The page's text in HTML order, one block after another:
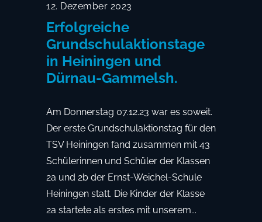
12. Dezember 2023
Erfolgreiche
Grundschulaktionstage
in Heiningen und
Dürnau-Gammelsh.
Am Donnerstag 07.12.23 war es soweit.
Der erste Grundschulaktionstag für den
TSV Heiningen fand zusammen mit 43
Schülerinnen und Schüler der Klassen
2a und 2b der Ernst-Weichel-Schule
Heiningen statt. Die Kinder der Klasse
2a startete als erstes mit unserem...